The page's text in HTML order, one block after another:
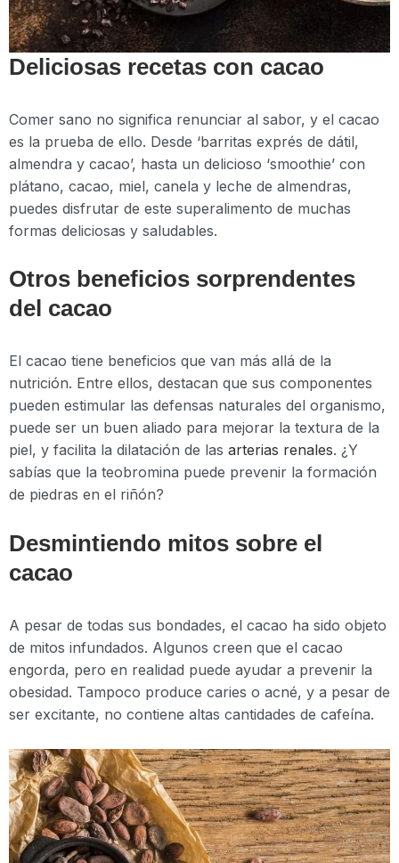
Deliciosas recetas con cacao
Comer sano no significa renunciar al sabor, y el cacao
es la prueba de ello. Desde ‘barritas exprés de dátil,
almendra y cacao’, hasta un delicioso ‘smoothie’ con
plátano, cacao, miel, canela y leche de almendras,
puedes disfrutar de este superalimento de muchas
formas deliciosas y saludables.
Otros beneficios sorprendentes
del cacao
El cacao tiene beneficios que van más allá de la
nutrición. Entre ellos, destacan que sus componentes
pueden estimular las defensas naturales del organismo,
puede ser un buen aliado para mejorar la textura de la
piel, y facilita la dilatación de las arterias renales. ¿Y
sabías que la teobromina puede prevenir la formación
de piedras en el riñón?
Desmintiendo mitos sobre el
cacao
A pesar de todas sus bondades, el cacao ha sido objeto
de mitos infundados. Algunos creen que el cacao
engorda, pero en realidad puede ayudar a prevenir la
obesidad. Tampoco produce caries o acné, y a pesar de
ser excitante, no contiene altas cantidades de cafeína.